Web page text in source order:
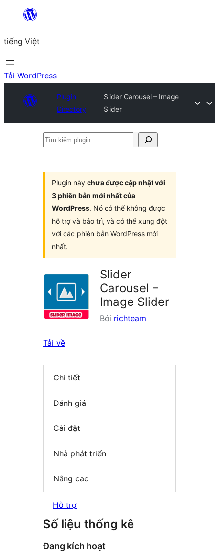
Chuyển
phần
nội
dung
tiếng Việt
Tải WordPress
Plugin
Directory
Slider Carousel – Image
Slider
Tìm
Plugin này chưa được cập nhật với
3 phiên bản mới nhất của
WordPress. Nó có thể không được
hỗ trợ và bảo trì, và có thể xung đột
với các phiên bản WordPress mới
nhất.
Slider
Carousel –
Image Slider
Bởi richteam
Tải về
Chi tiết
Đánh giá
Cài đặt
Nhà phát triển
Nâng cao
Hỗ trợ
Số liệu thống kê
Đang kích hoạt